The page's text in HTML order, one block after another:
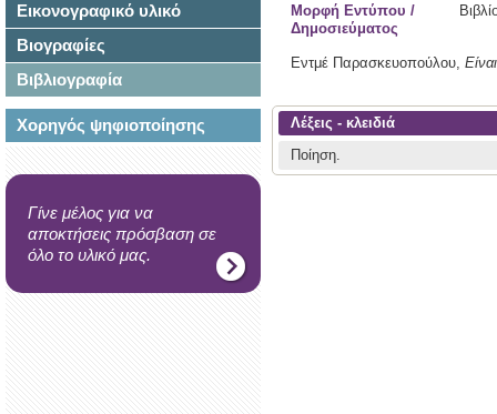
Εικονογραφικό υλικό
Βιογραφίες
Βιβλιογραφία
Χορηγός ψηφιοποίησης
Γίνε μέλος για να
αποκτήσεις πρόσβαση σε
όλο το υλικό μας.
Μορφή Εντύπου /
Δημοσιεύματος
Εντμέ Παρασκευοπούλου,
Λέξεις - κλειδιά
Ποίηση.